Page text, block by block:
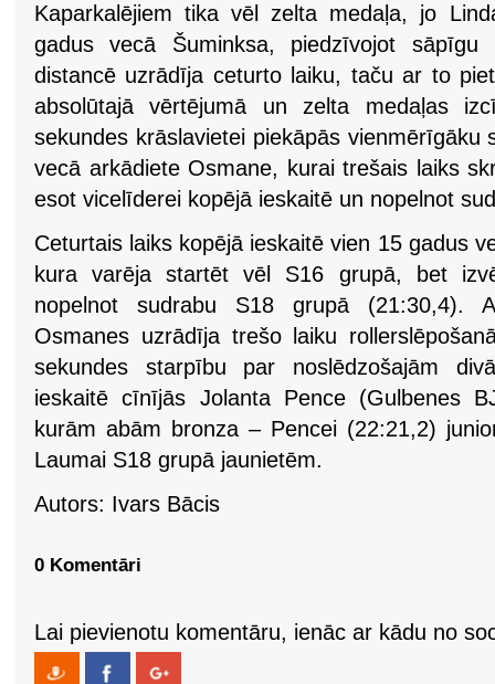
Kaparkalējiem tika vēl zelta medaļa, jo
gadus vecā Šuminksa, piedzīvojot
distancē uzrādīja ceturto laiku, taču ar to
absolūtajā vērtējumā un zelta medaļas
sekundes krāslavietei piekāpās vienmērīgāku
vecā arkādiete Osmane, kurai trešais laiks
esot vicelīderei kopējā ieskaitē un nopelnot
Ceturtais laiks kopējā ieskaitē vien 15 gadus
kura varēja startēt vēl S16 grupā, bet
nopelnot sudrabu S18 grupā (21:30,4).
Osmanes uzrādīja trešo laiku
sekundes starpību par noslēdzošajām
ieskaitē cīnījās Jolanta Pence (Gulbenes
kurām abām bronza – Pencei (22:21,2)
Laumai S18 grupā jaunietēm.
Autors: Ivars Bācis
0 Komentāri
Lai pievienotu komentāru, ienāc ar kādu no